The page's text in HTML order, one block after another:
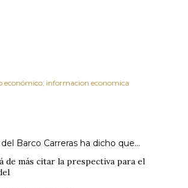
económico informacion economica
Barco Carreras ha dicho que…
de más citar la prespectiva para el